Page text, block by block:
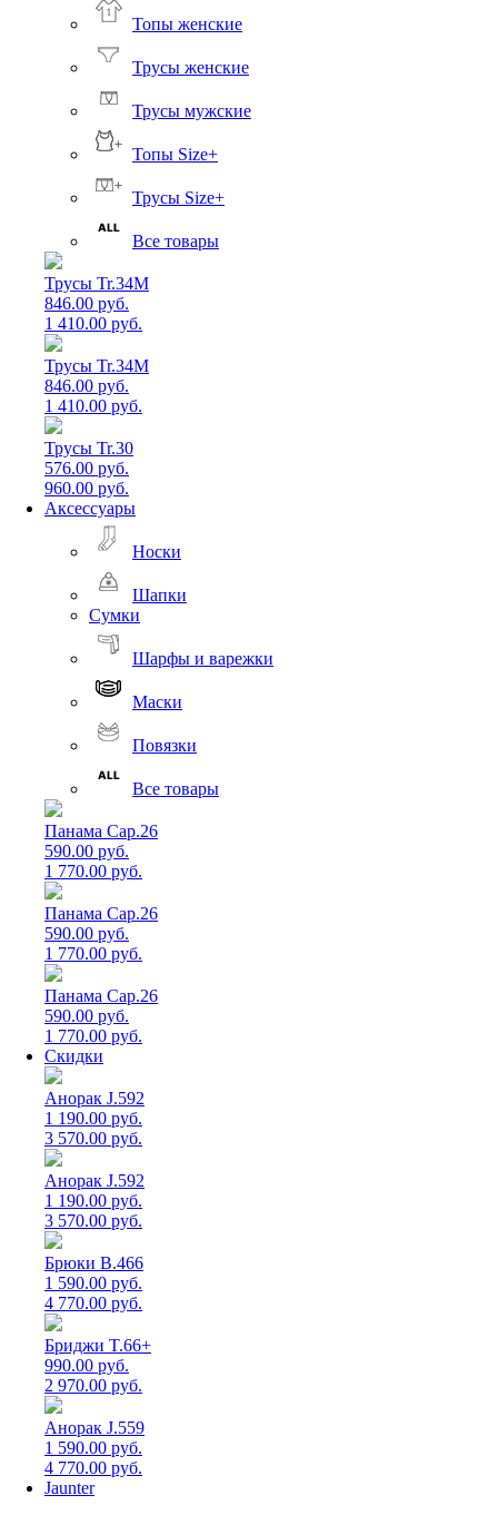
Топы женские
Трусы женские
Трусы мужские
Топы Size+
Трусы Size+
Все товары
Трусы Tr.34M
846.00 руб.
1 410.00 руб.
Трусы Tr.34M
846.00 руб.
1 410.00 руб.
Трусы Tr.30
576.00 руб.
960.00 руб.
Аксессуары
Носки
Шапки
Сумки
Шарфы и варежки
Маски
Повязки
Все товары
Панама Cap.26
590.00 руб.
1 770.00 руб.
Панама Cap.26
590.00 руб.
1 770.00 руб.
Панама Cap.26
590.00 руб.
1 770.00 руб.
Скидки
Анорак J.592
1 190.00 руб.
3 570.00 руб.
Анорак J.592
1 190.00 руб.
3 570.00 руб.
Брюки B.466
1 590.00 руб.
4 770.00 руб.
Бриджи T.66+
990.00 руб.
2 970.00 руб.
Анорак J.559
1 590.00 руб.
4 770.00 руб.
Jaunter